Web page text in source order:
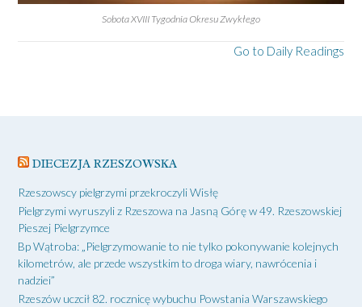
Sobota XVIII Tygodnia Okresu Zwykłego
Go to Daily Readings
DIECEZJA RZESZOWSKA
Rzeszowscy pielgrzymi przekroczyli Wisłę
Pielgrzymi wyruszyli z Rzeszowa na Jasną Górę w 49. Rzeszowskiej
Pieszej Pielgrzymce
Bp Wątroba: „Pielgrzymowanie to nie tylko pokonywanie kolejnych
kilometrów, ale przede wszystkim to droga wiary, nawrócenia i
nadziei”
Rzeszów uczcił 82. rocznicę wybuchu Powstania Warszawskiego